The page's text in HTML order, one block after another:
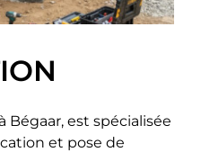
Bégaar, est spécialisée
et pose de